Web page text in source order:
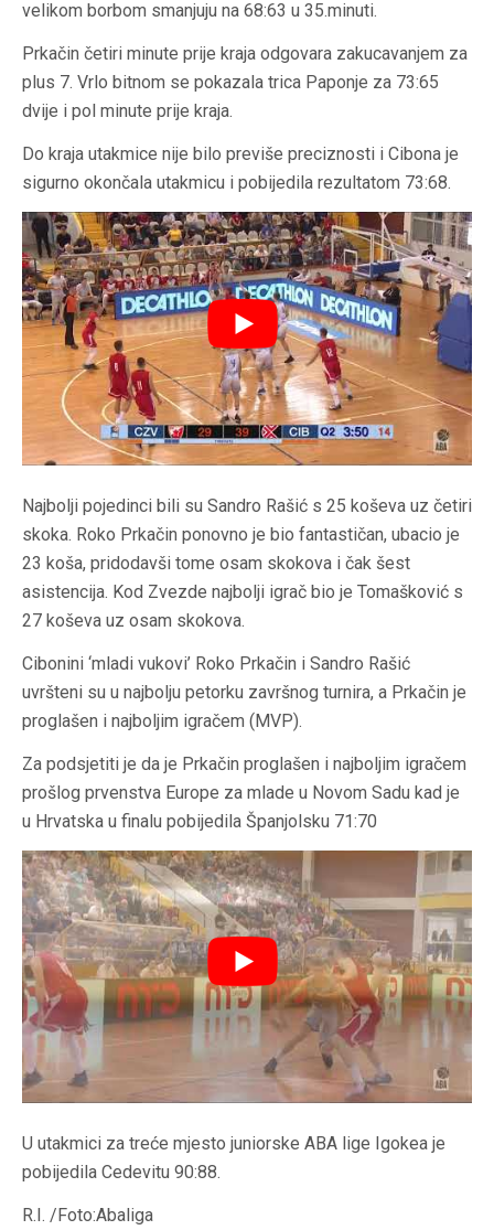
velikom borbom smanjuju na 68:63 u 35.minuti.
Prkačin četiri minute prije kraja odgovara zakucavanjem za
plus 7. Vrlo bitnom se pokazala trica Paponje za 73:65
dvije i pol minute prije kraja.
Do kraja utakmice nije bilo previše preciznosti i Cibona je
sigurno okončala utakmicu i pobijedila rezultatom 73:68.
Najbolji pojedinci bili su Sandro Rašić s 25 koševa uz četiri
skoka. Roko Prkačin ponovno je bio fantastičan, ubacio je
23 koša, pridodavši tome osam skokova i čak šest
asistencija. Kod Zvezde najbolji igrač bio je Tomašković s
27 koševa uz osam skokova.
Cibonini ‘mladi vukovi’ Roko Prkačin i Sandro Rašić
uvršteni su u najbolju petorku završnog turnira, a Prkačin je
proglašen i najboljim igračem (MVP).
Za podsjetiti je da je Prkačin proglašen i najboljim igračem
prošlog prvenstva Europe za mlade u Novom Sadu kad je
u Hrvatska u finalu pobijedila Španjolsku 71:70
U utakmici za treće mjesto juniorske ABA lige Igokea je
pobijedila Cedevitu 90:88.
R.I. /Foto:Abaliga